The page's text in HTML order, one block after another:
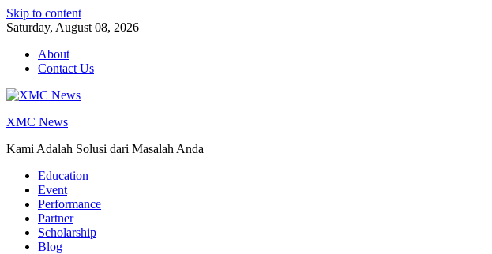
Skip to content
Saturday, August 08, 2026
About
Contact Us
XMC News
Kami Adalah Solusi dari Masalah Anda
Education
Event
Performance
Partner
Scholarship
Blog